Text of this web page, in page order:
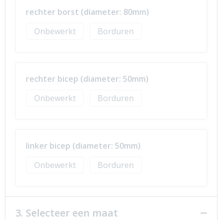
rechter borst (diameter: 80mm)
Onbewerkt
Borduren
rechter bicep (diameter: 50mm)
Onbewerkt
Borduren
linker bicep (diameter: 50mm)
Onbewerkt
Borduren
3. Selecteer een maat